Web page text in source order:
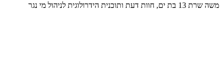
משה שרת 13 בת ים, חוות דעת ותוכנית הידרולוגית לניהול מי נגר